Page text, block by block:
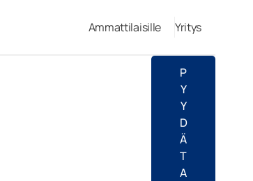
Ammattilaisille Yritys
P
Y
Y
D
Ä
T
A